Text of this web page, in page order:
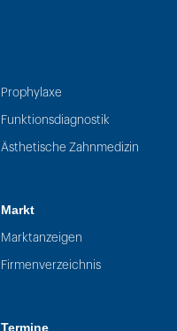
Prophylaxe
Funktionsdiagnostik
Ästhetische Zahnmedizin
Markt
Marktanzeigen
Firmenverzeichnis
Termine